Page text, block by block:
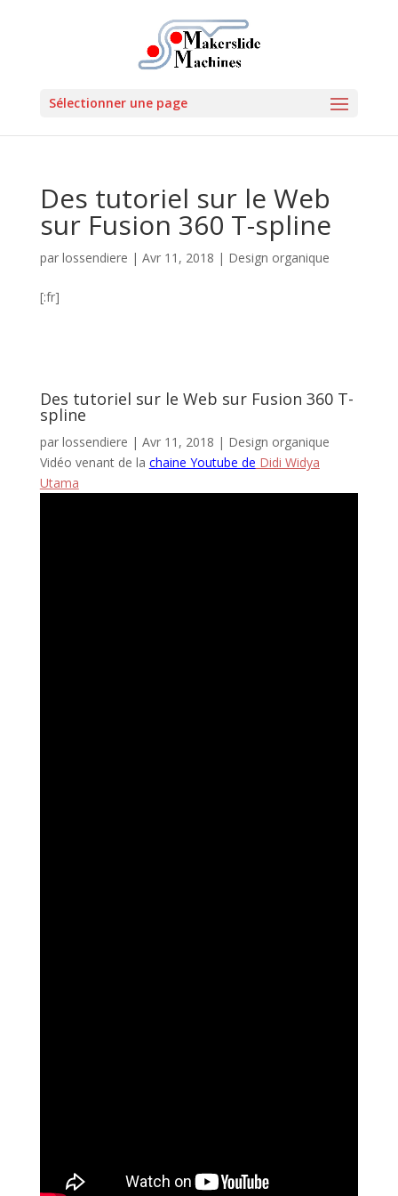
Sélectionner une page
Des tutoriel sur le Web
sur Fusion 360 T-spline
par lossendiere | Avr 11, 2018 | Design organique
[:fr]
Des tutoriel sur le Web sur Fusion 360 T-
spline
par lossendiere | Avr 11, 2018 | Design organique
Vidéo venant de la chaine Youtube de Didi Widya
Utama